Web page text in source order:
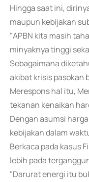
Hingga saat ini,
maupun kebijakan
"APBN kita masih
minyaknya tinggi
Sebagaimana
akibat krisis pasokan
Merespons hal itu,
tekanan kenaikan
Dengan asumsi
kebijakan dalam
Berkaca pada kasus
lebih pada
"Darurat energi itu